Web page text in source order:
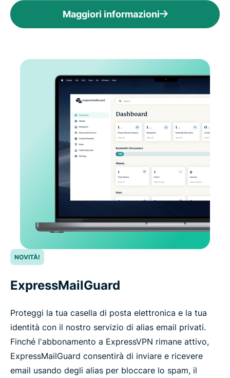
Maggiori informazioni
NOVITÀ!
ExpressMailGuard
Proteggi la tua casella di posta elettronica e la tua
identità con il nostro servizio di alias email privati.
Finché l'abbonamento a ExpressVPN rimane attivo,
ExpressMailGuard consentirà di inviare e ricevere
email usando degli alias per bloccare lo spam, il